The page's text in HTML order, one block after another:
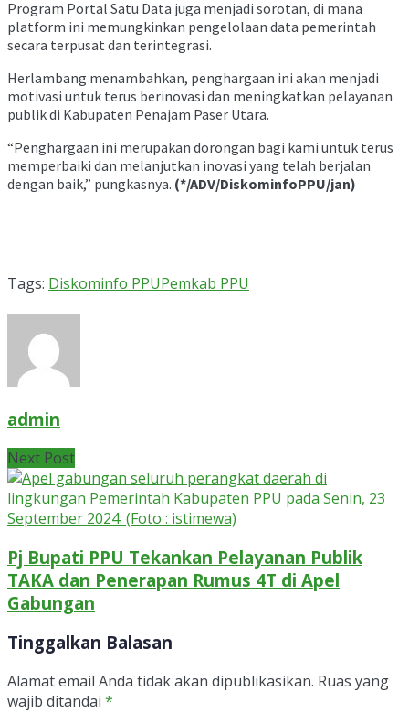
Program Portal Satu Data juga menjadi sorotan, di mana
platform ini memungkinkan pengelolaan data pemerintah
secara terpusat dan terintegrasi.
Herlambang menambahkan, penghargaan ini akan menjadi
motivasi untuk terus berinovasi dan meningkatkan pelayanan
publik di Kabupaten Penajam Paser Utara.
“Penghargaan ini merupakan dorongan bagi kami untuk terus
memperbaiki dan melanjutkan inovasi yang telah berjalan
dengan baik,” pungkasnya. (*/ADV/DiskominfoPPU/jan)
Tags: Diskominfo PPUPemkab PPU
admin
Next Post
Pj Bupati PPU Tekankan Pelayanan Publik
TAKA dan Penerapan Rumus 4T di Apel
Gabungan
Tinggalkan Balasan
Alamat email Anda tidak akan dipublikasikan. Ruas yang
wajib ditandai *